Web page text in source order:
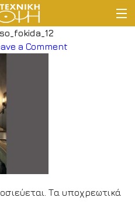
a Comment
Τα υποχρεωτικά